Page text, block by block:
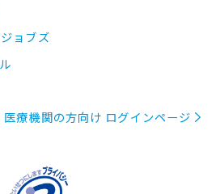
ョブズ
医療機関の方向け ログインページ